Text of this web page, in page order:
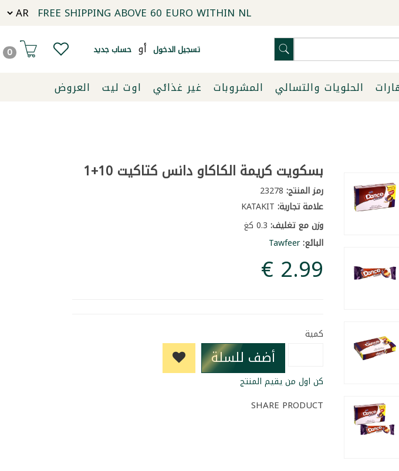
FREE SHIPPING ABOVE 60 EURO WITHIN NL
تسجيل الدخول أو حساب جديد 0
الحلويات والتسالي المشروبات غير غذائي اوت ليت
العروض
بسكويت كريمة الكاكاو دانس كتاكيت 10+1
رمز المنتج:23278
علامة تجارية:KATAKIT
وزن مع تغليف:0.3 كغ
البائع:Tawfeer
كمية
أضف للسلة
كن اول من يقيم المنتج
SHARE PRODUCT